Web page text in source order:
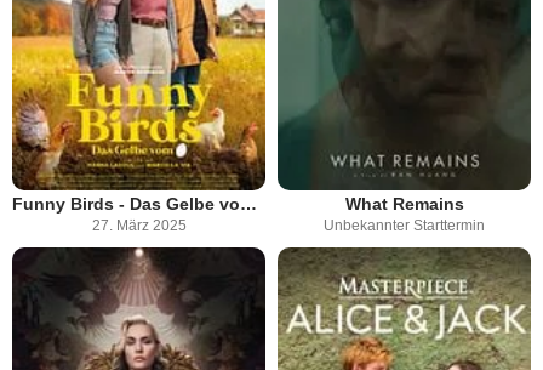
Funny Birds - Das Gelbe vom Ei
27. März 2025
What Remains
Unbekannter Starttermin